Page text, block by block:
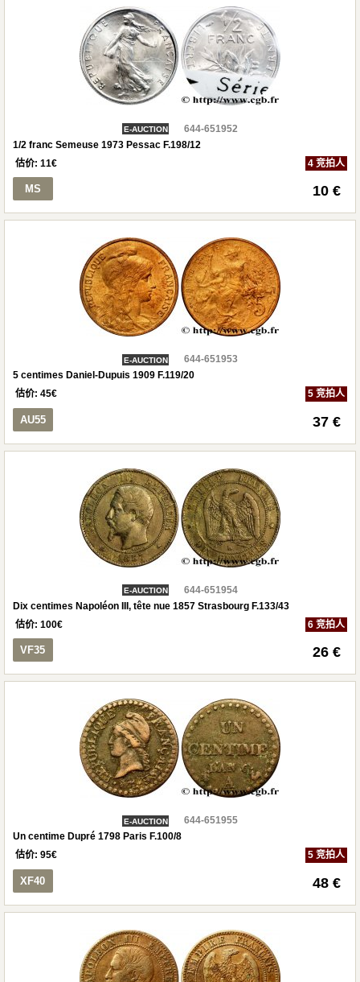
E-AUCTION
644-651952
1/2 franc Semeuse 1973 Pessac F.198/12
估价: 11€ 4 竞拍人
MS 10 €
E-AUCTION
644-651953
5 centimes Daniel-Dupuis 1909 F.119/20
估价: 45€ 5 竞拍人
AU55 37 €
E-AUCTION
644-651954
Dix centimes Napoléon III, tête nue 1857 Strasbourg F.133/43
估价: 100€ 6 竞拍人
VF35 26 €
E-AUCTION
644-651955
Un centime Dupré 1798 Paris F.100/8
估价: 95€ 5 竞拍人
XF40 48 €